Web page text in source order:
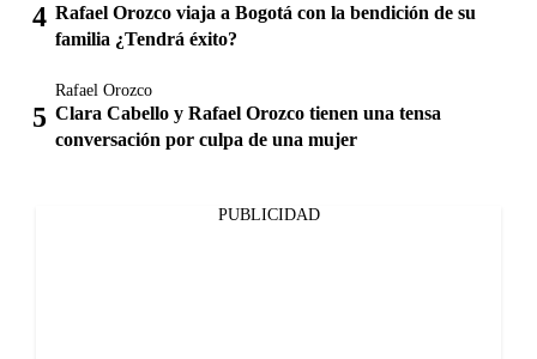
Rafael Orozco viaja a Bogotá con la bendición de su
familia ¿Tendrá éxito?
Rafael Orozco
Clara Cabello y Rafael Orozco tienen una tensa
conversación por culpa de una mujer
PUBLICIDAD